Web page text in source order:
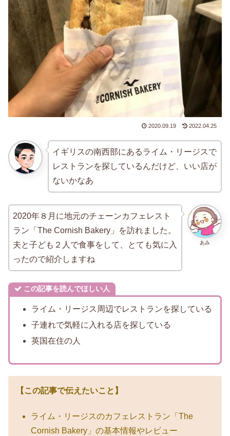
2020.09.19 2022.04.25
イギリスの南西部にあるライム・リージスで
レストランを探しているんだけど、いい店が
ないかなあ
あみ
2020年８月に地元のチェーンカフェレスト
ラン「The Cornish Bakery」を訪れました。
夫と子ども２人で食事をして、とても気に入
ったので紹介しますね
この記事を読んでほしい人
ライム・リージス周辺でレストランを探している
子連れで気軽に入れる店を探している
英国在住の人
【この記事で伝えたいこと】
ライム・リージスのカフェレストラン「The
Cornish Bakery」の基本情報やレビュー